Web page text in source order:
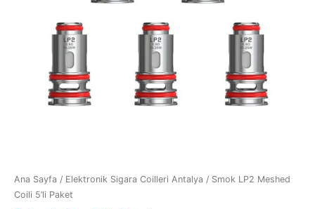
Ana Sayfa / Elektronik Sigara Coilleri Antalya / Smok LP2 Meshed
Coili 5’li Paket